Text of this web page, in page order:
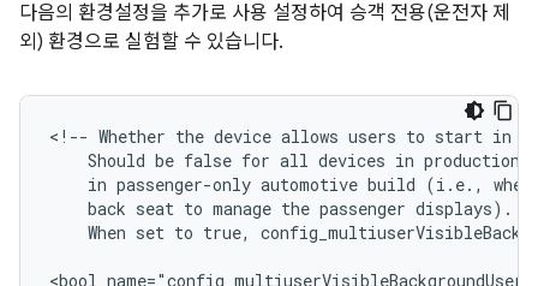
다음의 환경설정을 추가로 사용 설정하여 승객 전용(운전자 제
외) 환경으로 실험할 수 있습니다.
<!-- Whether the device allows users to start in
Should be false for all devices in
in passenger-only automotive build (i.e.,
    back seat to manage the passenger displays).
When set to true,
<bool